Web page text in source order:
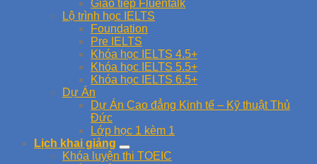
Giao tiếp Fluentalk
Lộ trình học IELTS
Foundation
Pre IELTS
Khóa học IELTS 4.5+
Khóa học IELTS 5.5+
Khóa học IELTS 6.5+
Dự Án
Dự Án Cao đẳng Kinh tế – Kỹ thuật Thủ
Đức
Lớp học 1 kèm 1
Lịch khai giảng
Khóa luyện thi TOEIC